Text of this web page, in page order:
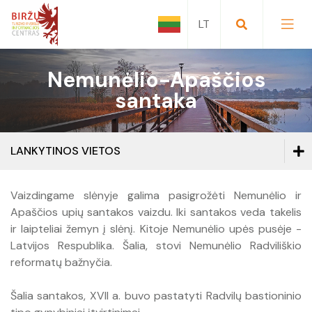
Trumpai apie Biržus
Kaip atvykti
Biržų krašto istorinė atmintis
Biržų rajono seniūnijos
Lankytinos vietos
Maršrutai ir ekskursijos
Turistinio inventoriaus nuoma
Konferencijų salės, patalpų nuoma
Nemunėlio-Apaščios
santaka
LANKYTINOS VIETOS
Lankytinos vietos
Kirkilų apžvalgos bokštas
Pėsčiųjų tiltas per Širvėnos ežerą
Astravo dvaro sodyba
Vaizdingame slėnyje galima pasigrožėti Nemunėlio ir
Apaščios upių santakos vaizdu. Iki santakos veda takelis
ir laipteliai žemyn į slėnį. Kitoje Nemunėlio upės pusėje -
Latvijos Respublika. Šalia, stovi Nemunėlio Radviliškio
reformatų bažnyčia.
Šalia santakos, XVII a. buvo pastatyti Radvilų bastioninio